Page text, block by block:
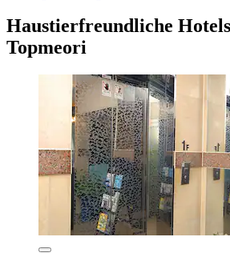
Haustierfreundliche
Topmeori